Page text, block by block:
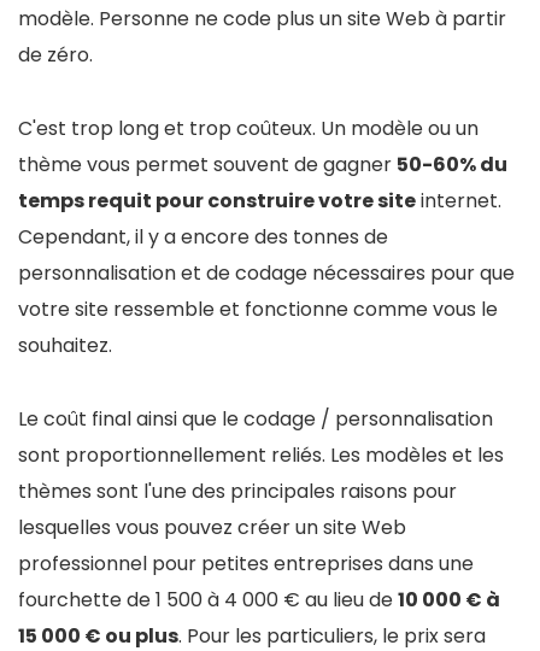
modèle. Personne ne code plus un site Web à partir
de zéro.
C'est trop long et trop coûteux. Un modèle ou un
thème vous permet souvent de gagner 50-60% du
temps requit pour construire votre siteinternet.
Cependant, il y a encore des tonnes de
personnalisation et de codage nécessaires pour que
votre site ressemble et fonctionne comme vous le
souhaitez.
Le coût final ainsi que le codage / personnalisation
sont proportionnellement reliés. Les modèles et les
thèmes sont l'une des principales raisons pour
lesquelles vous pouvez créer un site Web
professionnel pour petites entreprises dans une
fourchette de 1 500 à 4 000 € au lieu de10 000 € à
15 000 € ou plus. Pour les particuliers, le prix sera